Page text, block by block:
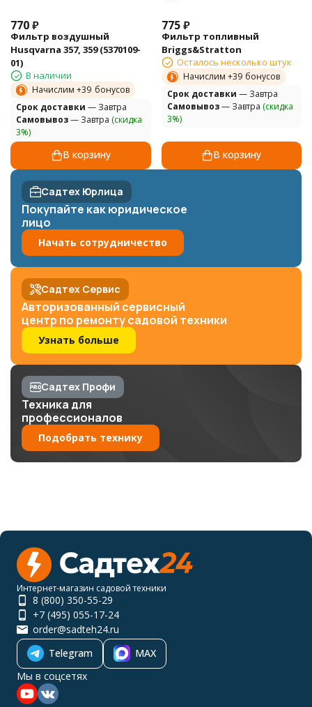
770₽
Фильтр воздушный
Husqvarna 357, 359 (5370109-
01)
В наличии
Начислим +39 бонусов
Cрок доставки — Завтра
Самовывоз— Завтра (скидка
3%)
В корзину
775 ₽
Фильтр топливный
Briggs&Stratton
Осталось несколько штук
Начислим +39 бонусов
Cрок доставки — Завтра
Самовывоз— Завтра (скидка
3%)
В корзину
Садтех Юрлица
Покупайте как юридическое
лицо
Начать сотрудничество
Садтех Сервис
Авторизованный сервисный
центр по ремонту садовой техники
Узнать больше
Садтех Профи
Техника для
профессионалов
Подобрать технику
Интернет-магазин садовой техники
8 (800) 350-55-29
+7 (495) 055-17-24
order@sadteh24.ru
Telegram
MAX
Мы в соцсетях